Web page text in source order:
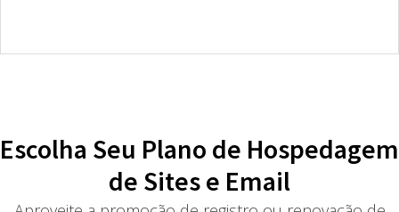
Escolha Seu Plano de Hospedagem
de Sites e Email